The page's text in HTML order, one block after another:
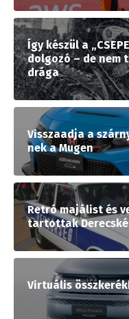
Így készül a
dolgozó – de nem
drága
Visszaadja a
nek a Mugen
Retró majálist és
tartottak
Virtuális